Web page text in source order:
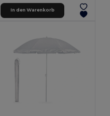
In den Warenkorb